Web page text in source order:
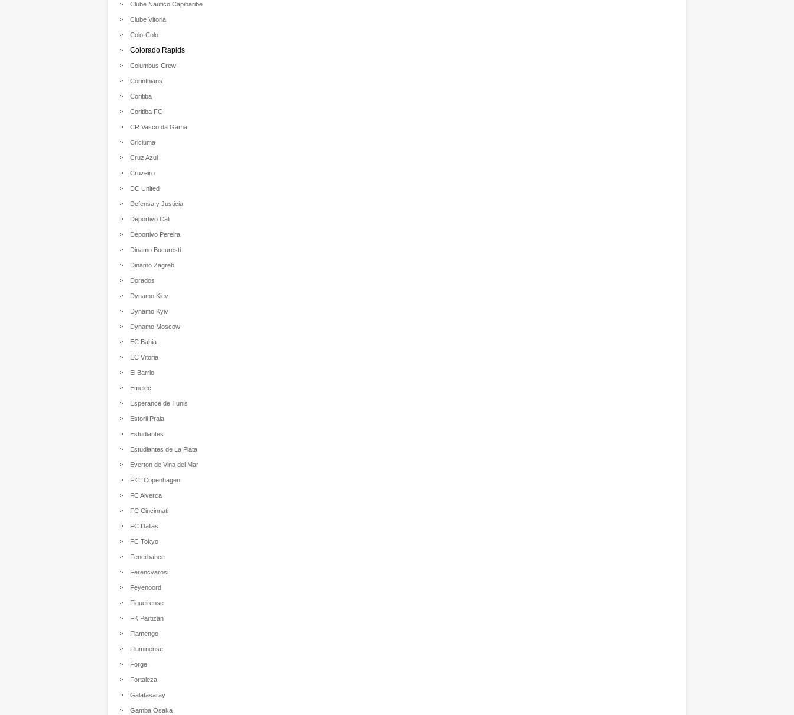
Clube Nautico Capibaribe
Clube Vitoria
Colo-Colo
Colorado Rapids
Columbus Crew
Corinthians
Coritiba
Coritiba FC
CR Vasco da Gama
Criciuma
Cruz Azul
Cruzeiro
DC United
Defensa y Justicia
Deportivo Cali
Deportivo Pereira
Dinamo Bucuresti
Dinamo Zagreb
Dorados
Dynamo Kiev
Dynamo Kyiv
Dynamo Moscow
EC Bahia
EC Vitoria
El Barrio
Emelec
Esperance de Tunis
Estoril Praia
Estudiantes
Estudiantes de La Plata
Everton de Vina del Mar
F.C. Copenhagen
FC Alverca
FC Cincinnati
FC Dallas
FC Tokyo
Fenerbahce
Ferencvarosi
Feyenoord
Figueirense
FK Partizan
Flamengo
Fluminense
Forge
Fortaleza
Galatasaray
Gamba Osaka